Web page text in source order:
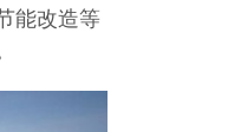
能改造等